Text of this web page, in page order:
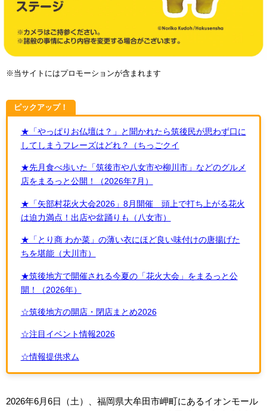
※当サイトにはプロモーションが含まれます
ピックアップ！
★「やっぱりお仏壇は？」と聞かれたら筑後民が思わず口に
してしまうフレーズはどれ？（ちっごクイ
★先月食べ歩いた「筑後市や八女市や柳川市」などのグルメ
店をまるっと公開！（2026年7月）
★「矢部村花火大会2026」8月開催 頭上で打ち上がる花火
は迫力満点！出店や盆踊りも（八女市）
★「とり商 わか菜」の薄い衣にほど良い味付けの唐揚げた
ちを堪能（大川市）
★筑後地方で開催される今夏の「花火大会」をまるっと公
開！（2026年）
☆筑後地方の開店・閉店まとめ2026
☆注目イベント情報2026
☆情報提供求ム
2026年6月6日（土）、福岡県大牟田市岬町にあるイオンモール